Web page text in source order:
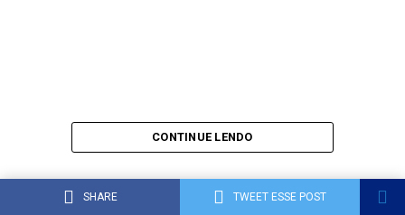
SHARE TWEET ESSE POST
CONTINUE LENDO